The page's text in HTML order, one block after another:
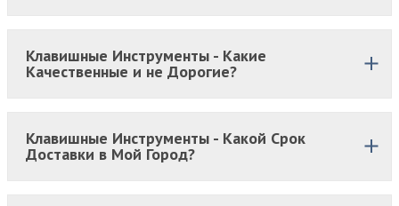
Клавишные Инструменты - Какие
Качественные и не Дорогие?
Клавишные Инструменты - Какой Срок
Доставки в Мой Город?